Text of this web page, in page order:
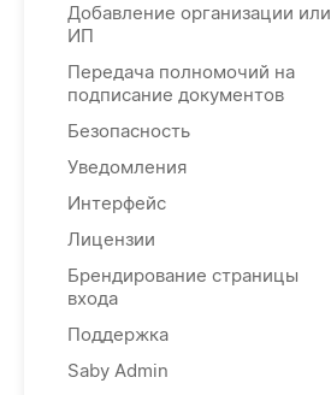
Добавление организации или
ИП
Передача полномочий на
подписание документов
Безопасность
Уведомления
Интерфейс
Лицензии
Брендирование страницы
входа
Поддержка
Saby Admin